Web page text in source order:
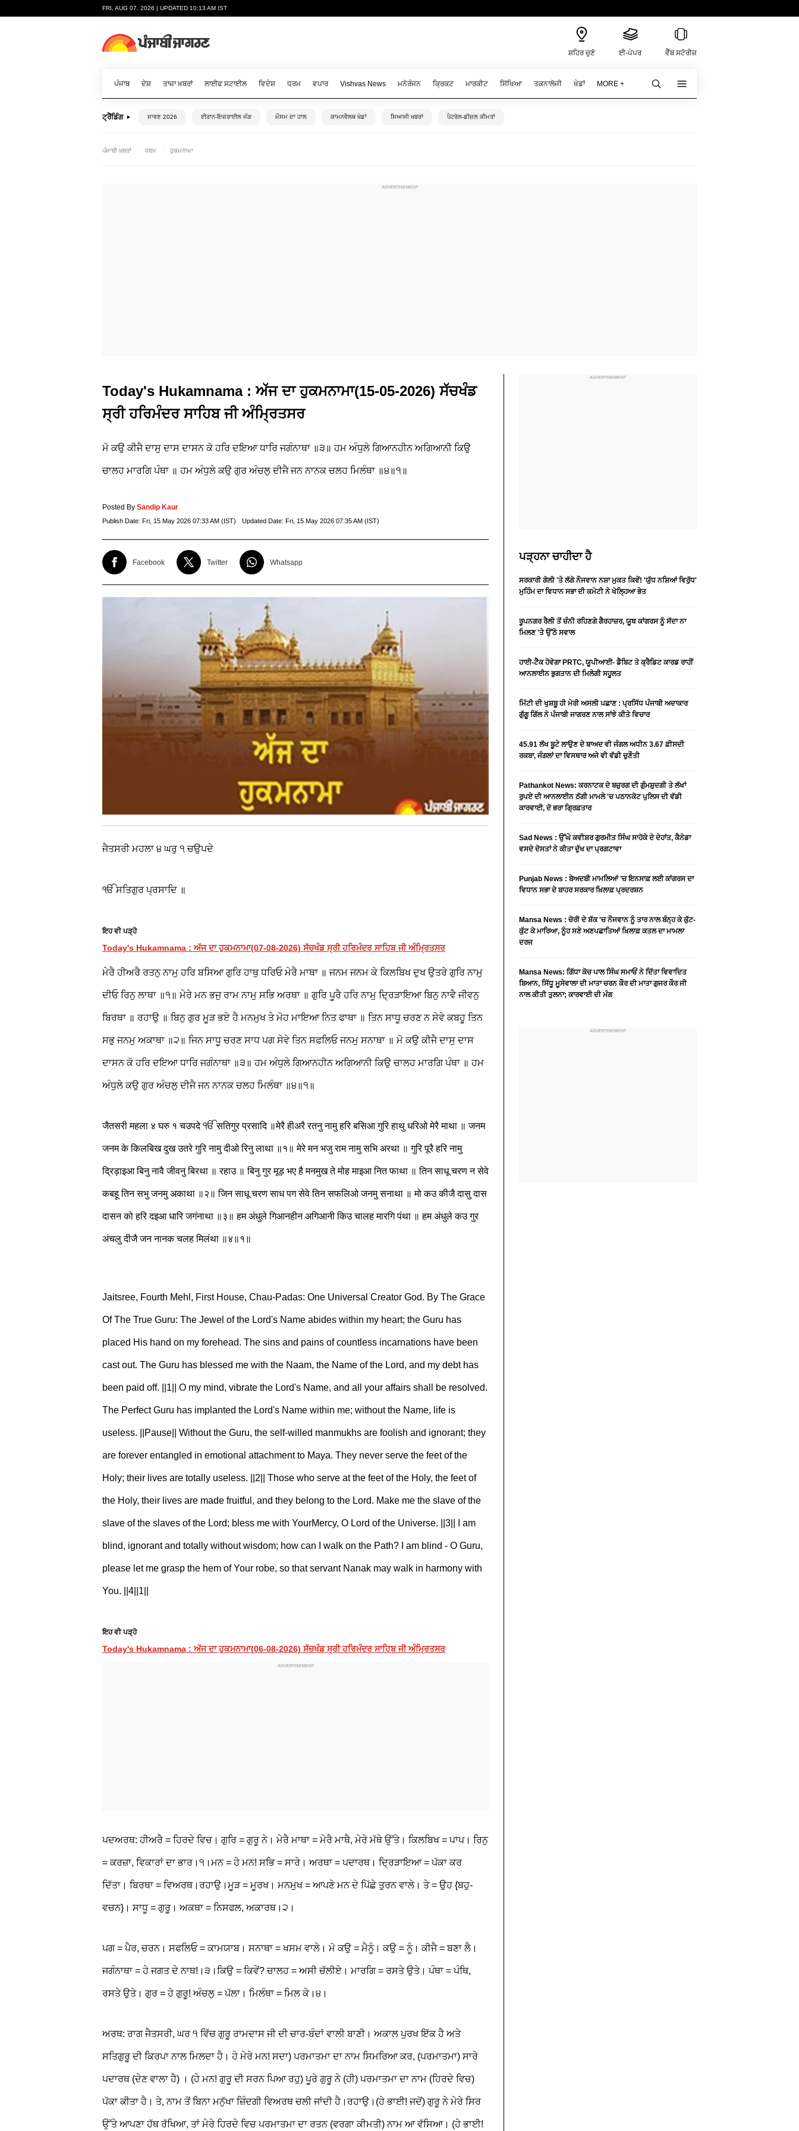
FRI, AUG 07, 2026 | UPDATED 10:13 AM IST
ਸ਼ਹਿਰ ਚੁਣੋ ਈ-ਪੇਪਰ ਵੈੱਬ ਸਟੋਰੀਜ਼
ਪੰਜਾਬ ਦੇਸ਼ ਤਾਜ਼ਾ ਖ਼ਬਰਾਂ ਲਾਈਫ ਸਟਾਈਲ ਵਿਦੇਸ਼ ਧਰਮ ਵਪਾਰ Vishvas News ਮਨੋਰੰਜਨ ਕ੍ਰਿਕਟ ਮਾਰਕੀਟ ਸਿੱਖਿਆ ਤਕਨਾਲੋਜੀ ਖੇਡਾਂ MORE +
ਟ੍ਰੈਂਡਿੰਗ ਸਾਵਣ 2026 ਈਰਾਨ-ਇਜ਼ਰਾਈਲ ਜੰਗ ਮੌਸਮ ਦਾ ਹਾਲ ਕਾਮਨਵੈਲਥ ਖੇਡਾਂ ਸਿਆਸੀ ਖਬਰਾਂ ਪੈਟਰੋਲ-ਡੀਜ਼ਲ ਕੀਮਤਾਂ
ਪੰਜਾਬੀ ਖ਼ਬਰਾਂ ਧਰਮ ਹੁਕਮਨਾਮਾ
Today's Hukamnama : ਅੱਜ ਦਾ ਹੁਕਮਨਾਮਾ(15-05-2026) ਸੱਚਖੰਡ
ਸ੍ਰੀ ਹਰਿਮੰਦਰ ਸਾਹਿਬ ਜੀ ਅੰਮ੍ਰਿਤਸਰ
ਮੋ ਕਉ ਕੀਜੈ ਦਾਸੁ ਦਾਸ ਦਾਸਨ ਕੋ ਹਰਿ ਦਇਆ ਧਾਰਿ ਜਗੰਨਾਥਾ ॥੩॥ ਹਮ ਅੰਧੁਲੇ ਗਿਆਨਹੀਨ ਅਗਿਆਨੀ ਕਿਉ
ਚਾਲਹ ਮਾਰਗਿ ਪੰਥਾ ॥ ਹਮ ਅੰਧੁਲੇ ਕਉ ਗੁਰ ਅੰਚਲੁ ਦੀਜੈ ਜਨ ਨਾਨਕ ਚਲਹ ਮਿਲੰਥਾ ॥੪॥੧॥
Posted By Sandip Kaur
Publish Date: Fri, 15 May 2026 07:33 AM (IST) Updated Date: Fri, 15 May 2026 07:35 AM (IST)
Facebook Twitter Whatsapp
ਜੈਤਸਰੀ ਮਹਲਾ ੪ ਘਰੁ ੧ ਚਉਪਦੇ
ੴ ਸਤਿਗੁਰ ਪ੍ਰਸਾਦਿ ॥
ਇਹ ਵੀ ਪੜ੍ਹੋ
Today's Hukamnama : ਅੱਜ ਦਾ ਹੁਕਮਨਾਮਾ(07-08-2026) ਸੱਚਖੰਡ ਸ੍ਰੀ ਹਰਿਮੰਦਰ ਸਾਹਿਬ ਜੀ ਅੰਮ੍ਰਿਤਸਰ
ਮੇਰੈ ਹੀਅਰੈ ਰਤਨੁ ਨਾਮੁ ਹਰਿ ਬਸਿਆ ਗੁਰਿ ਹਾਥੁ ਧਰਿਓ ਮੇਰੈ ਮਾਥਾ ॥ ਜਨਮ ਜਨਮ ਕੇ ਕਿਲਬਿਖ ਦੁਖ ਉਤਰੇ ਗੁਰਿ ਨਾਮੁ
ਦੀਓ ਰਿਨੁ ਲਾਥਾ ॥੧॥ ਮੇਰੇ ਮਨ ਭਜੁ ਰਾਮ ਨਾਮੁ ਸਭਿ ਅਰਥਾ ॥ ਗੁਰਿ ਪੂਰੈ ਹਰਿ ਨਾਮੁ ਦ੍ਰਿੜਾਇਆ ਬਿਨੁ ਨਾਵੈ ਜੀਵਨੁ
ਬਿਰਥਾ ॥ ਰਹਾਉ ॥ ਬਿਨੁ ਗੁਰ ਮੂੜ ਭਏ ਹੈ ਮਨਮੁਖ ਤੇ ਮੋਹ ਮਾਇਆ ਨਿਤ ਫਾਥਾ ॥ ਤਿਨ ਸਾਧੂ ਚਰਣ ਨ ਸੇਵੇ ਕਬਹੂ ਤਿਨ
ਸਭੁ ਜਨਮੁ ਅਕਾਥਾ ॥੨॥ ਜਿਨ ਸਾਧੂ ਚਰਣ ਸਾਧ ਪਗ ਸੇਵੇ ਤਿਨ ਸਫਲਿਓ ਜਨਮੁ ਸਨਾਥਾ ॥ ਮੋ ਕਉ ਕੀਜੈ ਦਾਸੁ ਦਾਸ
ਦਾਸਨ ਕੋ ਹਰਿ ਦਇਆ ਧਾਰਿ ਜਗੰਨਾਥਾ ॥੩॥ ਹਮ ਅੰਧੁਲੇ ਗਿਆਨਹੀਨ ਅਗਿਆਨੀ ਕਿਉ ਚਾਲਹ ਮਾਰਗਿ ਪੰਥਾ ॥ ਹਮ
ਅੰਧੁਲੇ ਕਉ ਗੁਰ ਅੰਚਲੁ ਦੀਜੈ ਜਨ ਨਾਨਕ ਚਲਹ ਮਿਲੰਥਾ ॥੪॥੧॥
जैतसरी महला ४ घरु १ चउपदे ੴ सतिगुर प्रसादि ॥मेरै हीअरै रतनु नामु हरि बसिआ गुरि हाथु धरिओ मेरै माथा ॥ जनम
जनम के किलबिख दुख उतरे गुरि नामु दीओ रिनु लाथा ॥१॥ मेरे मन भजु राम नामु सभि अरथा ॥ गुरि पूरै हरि नामु
द्रिड़ाइआ बिनु नावै जीवनु बिरथा ॥ रहाउ ॥ बिनु गुर मूड़ भए है मनमुख ते मोह माइआ नित फाथा ॥ तिन साधू चरण न सेवे
कबहू तिन सभु जनमु अकाथा ॥२॥ जिन साधू चरण साध पग सेवे तिन सफलिओ जनमु सनाथा ॥ मो कउ कीजै दासु दास
दासन को हरि दइआ धारि जगंनाथा ॥३॥ हम अंधुले गिआनहीन अगिआनी किउ चालह मारगि पंथा ॥ हम अंधुले कउ गुर
अंचलु दीजै जन नानक चलह मिलंथा ॥४॥१॥
Jaitsree, Fourth Mehl, First House, Chau-Padas: One Universal Creator God. By The Grace
Of The True Guru: The Jewel of the Lord's Name abides within my heart; the Guru has
placed His hand on my forehead. The sins and pains of countless incarnations have been
cast out. The Guru has blessed me with the Naam, the Name of the Lord, and my debt has
been paid off. ||1|| O my mind, vibrate the Lord's Name, and all your affairs shall be resolved.
The Perfect Guru has implanted the Lord's Name within me; without the Name, life is
useless. ||Pause|| Without the Guru, the self-willed manmukhs are foolish and ignorant; they
are forever entangled in emotional attachment to Maya. They never serve the feet of the
Holy; their lives are totally useless. ||2|| Those who serve at the feet of the Holy, the feet of
the Holy, their lives are made fruitful, and they belong to the Lord. Make me the slave of the
slave of the slaves of the Lord; bless me with YourMercy, O Lord of the Universe. ||3|| I am
blind, ignorant and totally without wisdom; how can I walk on the Path? I am blind - O Guru,
please let me grasp the hem of Your robe, so that servant Nanak may walk in harmony with
You. ||4||1||
ਇਹ ਵੀ ਪੜ੍ਹੋ
Today's Hukamnama : ਅੱਜ ਦਾ ਹੁਕਮਨਾਮਾ(06-08-2026) ਸੱਚਖੰਡ ਸ੍ਰੀ ਹਰਿਮੰਦਰ ਸਾਹਿਬ ਜੀ ਅੰਮ੍ਰਿਤਸਰ
ਪਦਅਰਥ: ਹੀਅਰੈ = ਹਿਰਦੇ ਵਿਚ। ਗੁਰਿ = ਗੁਰੂ ਨੇ। ਮੇਰੈ ਮਾਥਾ = ਮੇਰੈ ਮਾਥੈ, ਮੇਰੇ ਮੱਥੇ ਉੱਤੇ। ਕਿਲਬਿਖ = ਪਾਪ। ਰਿਨੁ
= ਕਰਜ਼ਾ, ਵਿਕਾਰਾਂ ਦਾ ਭਾਰ।੧।ਮਨ = ਹੇ ਮਨ! ਸਭਿ = ਸਾਰੇ। ਅਰਥਾ = ਪਦਾਰਥ। ਦ੍ਰਿੜਾਇਆ = ਪੱਕਾ ਕਰ
ਦਿੱਤਾ। ਬਿਰਥਾ = ਵਿਅਰਥ।ਰਹਾਉ।ਮੂੜ = ਮੂਰਖ। ਮਨਮੁਖ = ਆਪਣੇ ਮਨ ਦੇ ਪਿੱਛੇ ਤੁਰਨ ਵਾਲੇ। ਤੇ = ਉਹ {ਬਹੁ-
ਵਚਨ}। ਸਾਧੂ = ਗੁਰੂ। ਅਕਥਾ = ਨਿਸਫਲ, ਅਕਾਰਥ।੨।
ਪਗ = ਪੈਰ, ਚਰਨ। ਸਫਲਿਓ = ਕਾਮਯਾਬ। ਸਨਾਥਾ = ਖਸਮ ਵਾਲੇ। ਮੋ ਕਉ = ਮੈਨੂੰ। ਕਉ = ਨੂੰ। ਕੀਜੈ = ਬਣਾ ਲੈ।
ਜਗੰਨਾਥਾ = ਹੇ ਜਗਤ ਦੇ ਨਾਥ!।੩।ਕਿਉ = ਕਿਵੇਂ? ਚਾਲਹ = ਅਸੀ ਚੱਲੀਏ। ਮਾਰਗਿ = ਰਸਤੇ ਉਤੇ। ਪੰਥਾ = ਪੰਥਿ,
ਰਸਤੇ ਉਤੇ। ਗੁਰ = ਹੇ ਗੁਰੂ! ਅੰਚਲੁ = ਪੱਲਾ। ਮਿਲੰਥਾ = ਮਿਲ ਕੇ।੪।
ਅਰਥ: ਰਾਗ ਜੈਤਸਰੀ, ਘਰ ੧ ਵਿੱਚ ਗੁਰੂ ਰਾਮਦਾਸ ਜੀ ਦੀ ਚਾਰ-ਬੰਦਾਂ ਵਾਲੀ ਬਾਣੀ। ਅਕਾਲ ਪੁਰਖ ਇੱਕ ਹੈ ਅਤੇ
ਸਤਿਗੁਰੂ ਦੀ ਕਿਰਪਾ ਨਾਲ ਮਿਲਦਾ ਹੈ। ਹੇ ਮੇਰੇ ਮਨ! ਸਦਾ) ਪਰਮਾਤਮਾ ਦਾ ਨਾਮ ਸਿਮਰਿਆ ਕਰ, (ਪਰਮਾਤਮਾ) ਸਾਰੇ
ਪਦਾਰਥ (ਦੇਣ ਵਾਲਾ ਹੈ) । (ਹੇ ਮਨ! ਗੁਰੂ ਦੀ ਸਰਨ ਪਿਆ ਰਹੁ) ਪੂਰੇ ਗੁਰੂ ਨੇ (ਹੀ) ਪਰਮਾਤਮਾ ਦਾ ਨਾਮ (ਹਿਰਦੇ ਵਿਚ)
ਪੱਕਾ ਕੀਤਾ ਹੈ। ਤੇ, ਨਾਮ ਤੋਂ ਬਿਨਾ ਮਨੁੱਖਾ ਜ਼ਿੰਦਗੀ ਵਿਅਰਥ ਚਲੀ ਜਾਂਦੀ ਹੈ।ਰਹਾਉ।(ਹੇ ਭਾਈ! ਜਦੋਂ) ਗੁਰੂ ਨੇ ਮੇਰੇ ਸਿਰ
ਉੱਤੇ ਆਪਣਾ ਹੱਥ ਰੱਖਿਆ, ਤਾਂ ਮੇਰੇ ਹਿਰਦੇ ਵਿਚ ਪਰਮਾਤਮਾ ਦਾ ਰਤਨ (ਵਰਗਾ ਕੀਮਤੀ) ਨਾਮ ਆ ਵੱਸਿਆ। (ਹੇ ਭਾਈ!
ਪੜ੍ਹਨਾ ਚਾਹੀਦਾ ਹੈ
ਸਰਕਾਰੀ ਗੋਲੀ 'ਤੇ ਲੱਗੇ ਨੌਜਵਾਨ ਨਸ਼ਾ ਮੁਕਤ ਕਿਵੇਂ! 'ਯੁੱਧ ਨਸ਼ਿਆਂ ਵਿਰੁੱਧ'
ਮੁਹਿੰਮ ਦਾ ਵਿਧਾਨ ਸਭਾ ਦੀ ਕਮੇਟੀ ਨੇ ਖੋਲ੍ਹਿਆ ਭੇਤ
ਰੂਪਨਗਰ ਰੈਲੀ ਤੋਂ ਚੰਨੀ ਰਹਿਣਗੇ ਗੈਰਹਾਜ਼ਰ, ਯੂਥ ਕਾਂਗਰਸ ਨੂੰ ਸੱਦਾ ਨਾ
ਮਿਲਣ 'ਤੇ ਉੱਠੇ ਸਵਾਲ
ਹਾਈ-ਟੈਕ ਹੋਵੇਗਾ PRTC, ਯੂਪੀਆਈ- ਡੈਬਿਟ ਤੇ ਕ੍ਰੈਡਿਟ ਕਾਰਡ ਰਾਹੀਂ
ਆਨਲਾਈਨ ਭੁਗਤਾਨ ਦੀ ਮਿਲੇਗੀ ਸਹੂਲਤ
ਮਿੱਟੀ ਦੀ ਖੁਸ਼ਬੂ ਹੀ ਮੇਰੀ ਅਸਲੀ ਪਛਾਣ : ਪ੍ਰਸਿੱਧ ਪੰਜਾਬੀ ਅਦਾਕਾਰ
ਗੁੱਗੂ ਗਿੱਲ ਨੇ ਪੰਜਾਬੀ ਜਾਗਰਣ ਨਾਲ ਸਾਂਝੇ ਕੀਤੇ ਵਿਚਾਰ
45.91 ਲੱਖ ਬੂਟੇ ਲਾਉਣ ਦੇ ਬਾਅਦ ਵੀ ਜੰਗਲ ਅਧੀਨ 3.67 ਫ਼ੀਸਦੀ
ਰਕਬਾ, ਜੰਗਲਾਂ ਦਾ ਵਿਸਥਾਰ ਅਜੇ ਵੀ ਵੱਡੀ ਚੁਣੌਤੀ
Pathankot News: ਕਰਨਾਟਕ ਦੇ ਬਜ਼ੁਰਗ ਦੀ ਗੁੰਮਸ਼ੁਦਗੀ ਤੇ ਲੱਖਾਂ
ਰੁਪਏ ਦੀ ਆਨਲਾਈਨ ਠੱਗੀ ਮਾਮਲੇ 'ਚ ਪਠਾਨਕੋਟ ਪੁਲਿਸ ਦੀ ਵੱਡੀ
ਕਾਰਵਾਈ, ਦੋ ਭਰਾ ਗ੍ਰਿਫ਼ਤਾਰ
Sad News : ਉੱਘੇ ਕਵੀਸ਼ਰ ਗੁਰਮੀਤ ਸਿੰਘ ਸਾਹੋਕੇ ਦੇ ਦੇਹਾਂਤ, ਕੈਨੇਡਾ
ਵਸਦੇ ਦੋਸਤਾਂ ਨੇ ਕੀਤਾ ਦੁੱਖ ਦਾ ਪ੍ਰਗਟਾਵਾ
Punjab News : ਬੇਅਦਬੀ ਮਾਮਲਿਆਂ ’ਚ ਇਨਸਾਫ਼ ਲਈ ਕਾਂਗਰਸ ਦਾ
ਵਿਧਾਨ ਸਭਾ ਦੇ ਬਾਹਰ ਸਰਕਾਰ ਖ਼ਿਲਾਫ਼ ਪ੍ਰਦਰਸ਼ਨ
Mansa News : ਚੋਰੀ ਦੇ ਸ਼ੱਕ 'ਚ ਨੌਜਵਾਨ ਨੂੰ ਤਾਰ ਨਾਲ ਬੰਨ੍ਹ ਕੇ ਕੁੱਟ-
ਕੁੱਟ ਕੇ ਮਾਰਿਆ, ਨੂੰਹ ਸਣੇ ਅਣਪਛਾਤਿਆਂ ਖ਼ਿਲਾਫ਼ ਕਤਲ ਦਾ ਮਾਮਲਾ
ਦਰਜ
Mansa News: ਗਿੱਧਾ ਕੋਚ ਪਾਲ ਸਿੰਘ ਸਮਾਓਂ ਨੇ ਦਿੱਤਾ ਵਿਵਾਦਿਤ
ਬਿਆਨ, ਸਿੱਧੂ ਮੂਸੇਵਾਲਾ ਦੀ ਮਾਤਾ ਚਰਨ ਕੌਰ ਦੀ ਮਾਤਾ ਗੁਜਰ ਕੌਰ ਜੀ
ਨਾਲ ਕੀਤੀ ਤੁਲਨਾ; ਕਾਰਵਾਈ ਦੀ ਮੰਗ